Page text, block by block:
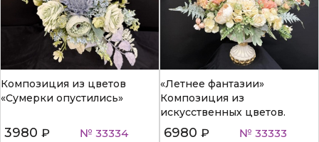
Композиция из цветов
«Сумерки опустились»
3980 ₽ № 33334
«Летнее фантазии»
Композиция из
искусственных цветов.
6980 ₽ № 33333